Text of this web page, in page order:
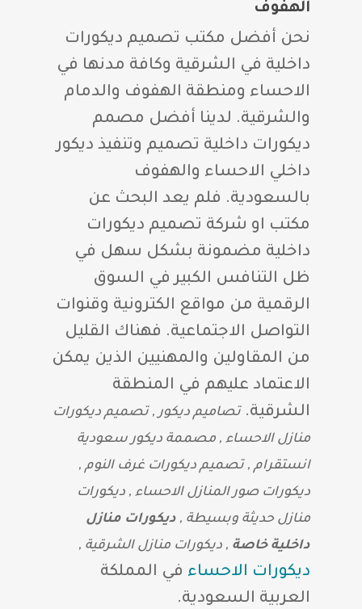
الهفوف
نحن أفضل مكتب تصميم ديكورات
داخلية في الشرقية وكافة مدنها في
الاحساء ومنطقة الهفوف والدمام
والشرقية. لدينا أفضل مصمم
ديكورات داخلية تصميم وتنفيذ ديكور
داخلي الاحساء والهفوف
بالسعودية. فلم يعد البحث عن
مكتب او شركة تصميم ديكورات
داخلية مضمونة بشكل سهل في
ظل التنافس الكبير في السوق
الرقمية من مواقع الكترونية وقنوات
التواصل الاجتماعية. فهناك القليل
من المقاولين والمهنيين الذين يمكن
الاعتماد عليهم في المنطقة
الشرقية.تصاميم ديكور , تصميم ديكورات
منازل الاحساء , مصممة ديكور سعودية
انستقرام , تصميم ديكورات غرف النوم ,
ديكورات صور المنازل الاحساء , ديكورات
منازل حديثة وبسيطة , ديكورات منازل
داخلية خاصة , ديكورات منازل الشرقية ,
ديكورات الاحساء في المملكة
العربية السعودية.